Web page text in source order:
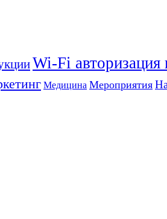
Wi-Fi авторизация
Медицина Мероприятия